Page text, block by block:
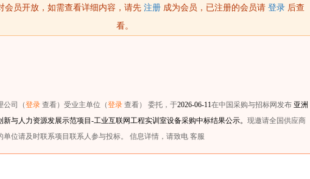
会员开放，如需查看详细内容，请先 注册成为会员，已注册的会员请 登录后查
看。
公司（登录查看）受业主单位（登录查看） 委托，于2026-06-11在中国采购与招标网发布 亚洲
与人力资源发展示范项目-工业互联网工程实训室设备采购中标结果公示。 现邀请全国供应商
单位请及时联系项目联系人参与投标。 信息详情，请致电 客服